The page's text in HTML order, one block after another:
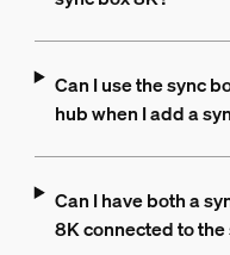
Can I use the sync
hub when I add a
Can I have both a
8K connected to